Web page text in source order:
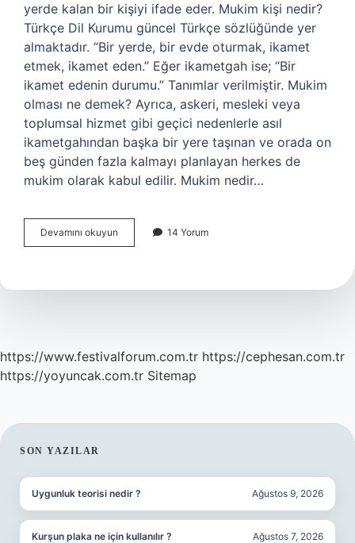
yerde kalan bir kişiyi ifade eder. Mukim kişi nedir?
Türkçe Dil Kurumu güncel Türkçe sözlüğünde yer
almaktadır. “Bir yerde, bir evde oturmak, ikamet
etmek, ikamet eden.” Eğer ikametgah ise; “Bir
ikamet edenin durumu.” Tanımlar verilmiştir. Mukim
olması ne demek? Ayrıca, askeri, mesleki veya
toplumsal hizmet gibi geçici nedenlerle asıl
ikametgahından başka bir yere taşınan ve orada on
beş günden fazla kalmayı planlayan herkes de
mukim olarak kabul edilir. Mukim nedir…
Devamını okuyun
Kadın
14 Yorum
https://www.festivalforum.com.tr https://cephesan.com.tr
https://yoyuncak.com.tr Sitemap
SIDEBAR
SON YAZILAR
Uygunluk teorisi nedir ? Ağustos 9, 2026
Kurşun plaka ne için kullanılır ? Ağustos 7, 2026